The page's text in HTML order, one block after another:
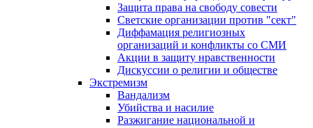
Защита права на свободу совести
Светские организации против "сект"
Диффамация религиозных
организаций и конфликты со СМИ
Акции в защиту нравственности
Дискуссии о религии и обществе
Экстремизм
Вандализм
Убийства и насилие
Разжигание национальной и